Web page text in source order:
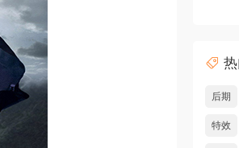
后期
特效